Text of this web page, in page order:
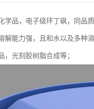
学品，电子级环丁砜，同品
解能力强，且和水以及多种
，光刻胶树脂合成等；